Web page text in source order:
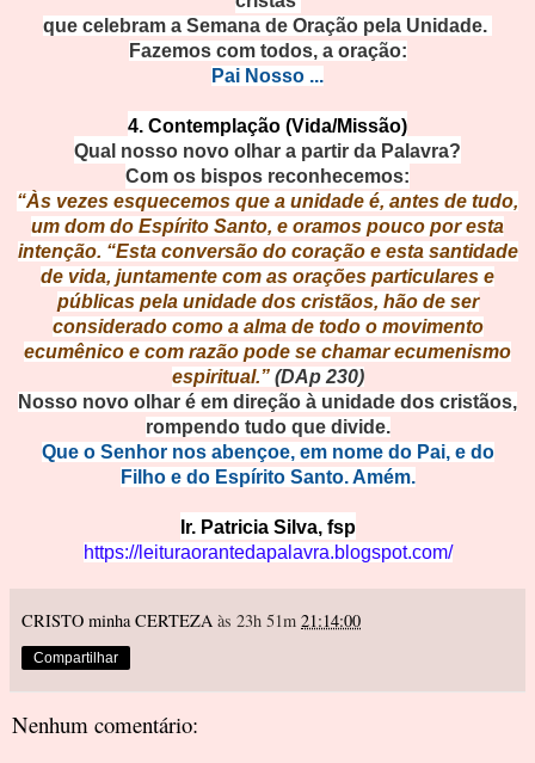
que celebram a Semana de Oração pela Unidade.
Fazemos com todos, a oração:
Pai Nosso ...
4. Contemplação (Vida/Missão)
Qual nosso novo olhar a partir da Palavra?
Com os bispos reconhecemos:
“Às vezes esquecemos que a unidade é, antes de tudo,
um dom do Espírito Santo, e oramos pouco por esta
intenção. “Esta conversão do coração e esta santidade
de vida, juntamente com as orações particulares e
públicas pela unidade dos cristãos, hão de ser
considerado como a alma de todo o movimento
ecumênico e com razão pode se chamar ecumenismo
espiritual.”(DAp 230)
Nosso novo olhar é em direção à unidade dos cristãos,
rompendo tudo que divide.
Que o Senhor nos abençoe, em nome do Pai, e do
Filho e do Espírito Santo. Amém.
Ir. Patricia Silva, fsp
https://leituraorantedapalavra.blogspot.com/
CRISTO minha CERTEZA às 23h 51m 21:14:00
Compartilhar
Nenhum comentário: